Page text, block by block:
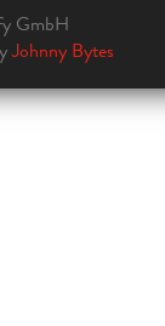
GmbH
Johnny Bytes